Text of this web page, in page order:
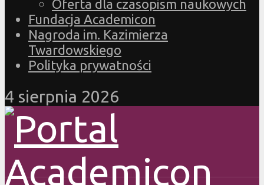
Oferta dla czasopism naukowych
Fundacja Academicon
Nagroda im. Kazimierza
Twardowskiego
Polityka prywatności
4 sierpnia 2026